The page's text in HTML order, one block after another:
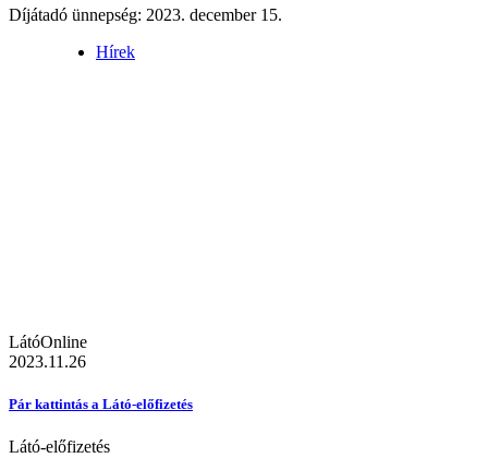
Díjátadó ünnepség: 2023. december 15.
Hírek
LátóOnline
2023.11.26
Pár kattintás a Látó-előfizetés
Látó-előfizetés